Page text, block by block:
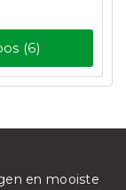
(6)
en mooiste